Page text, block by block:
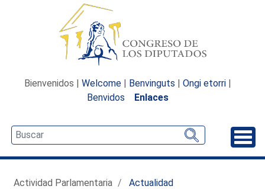
Bienvenidos | Welcome | Benvinguts | Ongi etorri |
Benvidos
Enlaces
Actividad Parlamentaria
Actualidad